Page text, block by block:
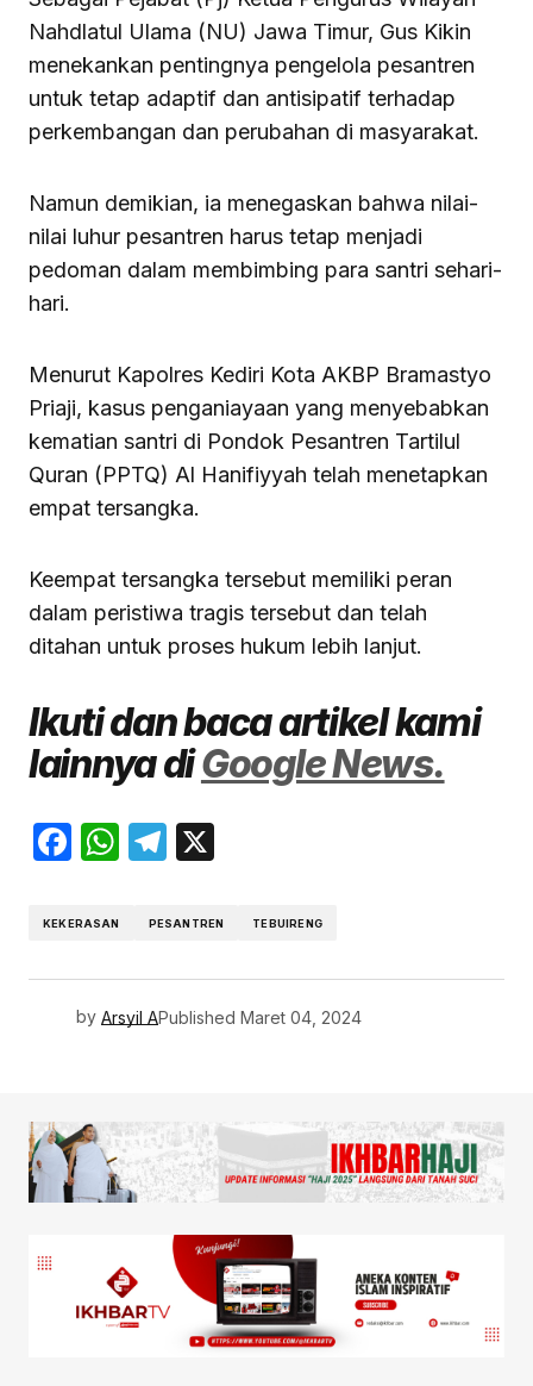
Nahdlatul Ulama (NU) Jawa Timur, Gus Kikin
menekankan pentingnya pengelola pesantren
untuk tetap adaptif dan antisipatif terhadap
perkembangan dan perubahan di masyarakat.
Namun demikian, ia menegaskan bahwa nilai-
nilai luhur pesantren harus tetap menjadi
pedoman dalam membimbing para santri sehari-
hari.
Menurut Kapolres Kediri Kota AKBP Bramastyo
Priaji, kasus penganiayaan yang menyebabkan
kematian santri di Pondok Pesantren Tartilul
Quran (PPTQ) Al Hanifiyyah telah menetapkan
empat tersangka.
Keempat tersangka tersebut memiliki peran
dalam peristiwa tragis tersebut dan telah
ditahan untuk proses hukum lebih lanjut.
Ikuti dan baca artikel kami
lainnya diGoogle News.
Facebook
WhatsApp
Telegram
KEKERASAN PESANTREN TEBUIRENG
by Arsyil APublished Maret 04, 2024